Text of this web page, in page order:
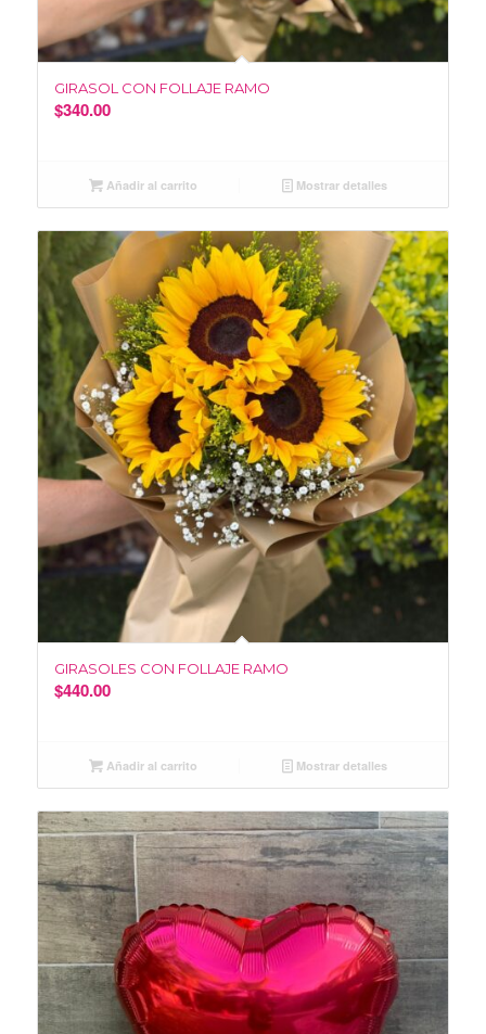
GIRASOL CON FOLLAJE RAMO
$340.00
Añadir al carrito Mostrar detalles
GIRASOLES CON FOLLAJE RAMO
$440.00
Añadir al carrito Mostrar detalles